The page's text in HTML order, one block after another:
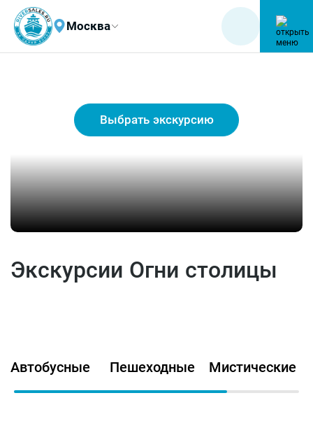
Москва
Выбрать экскурсию
Экскурсии Огни столицы
Автобусные Пешеходные Мистические